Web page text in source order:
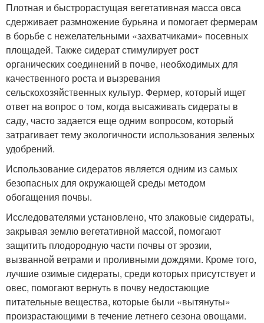
Плотная и быстрорастущая вегетативная масса овса
сдерживает размножение бурьяна и помогает фермерам
в борьбе с нежелательными «захватчиками» посевных
площадей. Также сидерат стимулирует рост
органических соединений в почве, необходимых для
качественного роста и вызревания
сельскохозяйственных культур. Фермер, который ищет
ответ на вопрос о том, когда высаживать сидераты в
саду, часто задается еще одним вопросом, который
затрагивает тему экологичности использования зеленых
удобрений.
Использование сидератов является одним из самых
безопасных для окружающей среды методом
обогащения почвы.
Исследователями установлено, что злаковые сидераты,
закрывая землю вегетативной массой, помогают
защитить плодородную части почвы от эрозии,
вызванной ветрами и проливными дождями. Кроме того,
лучшие озимые сидераты, среди которых присутствует и
овес, помогают вернуть в почву недостающие
питательные вещества, которые были «вытянуты»
произрастающими в течение летнего сезона овощами.